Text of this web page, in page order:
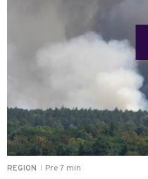
REGION Pre 7 min